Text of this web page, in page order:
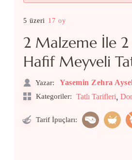
5 üzeri 17 oy
2 Malzeme İle 2
Hafif Meyveli
Yazar: Yasemin Zehra
Kategoriler: Tatlı Tarifleri,
Tarif İpuçları: